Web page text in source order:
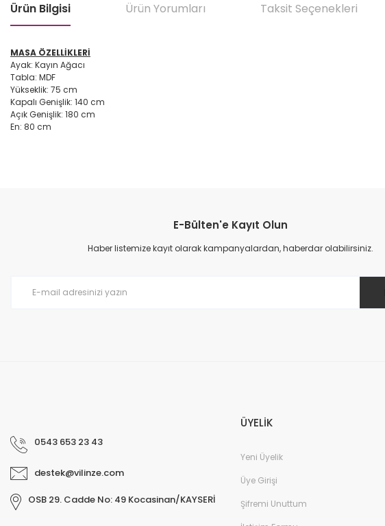
Ürün Bilgisi Ürün Yorumları Taksit Seçenekleri
MASA ÖZELLİKLERİ
Ayak: Kayın Ağacı
Tabla: MDF
Yükseklik: 75 cm
Kapalı Genişlik: 140 cm
Açık Genişlik: 180 cm
En: 80 cm
Ürün resmi kalitesiz, bozuk veya görüntülenemiyor.
Ürün açıklamasında eksik bilgiler bulunuyor.
E-Bülten'e Kayıt Olun
Haber listemize kayıt olarak kampanyalardan, haberdar olabilirsiniz.
0543 653 23 43
destek@vilinze.com
OSB 29. Cadde No: 49 Kocasinan/KAYSERİ
ÜYELİK
Yeni Üyelik
Üye Girişi
Şifremi Unuttum